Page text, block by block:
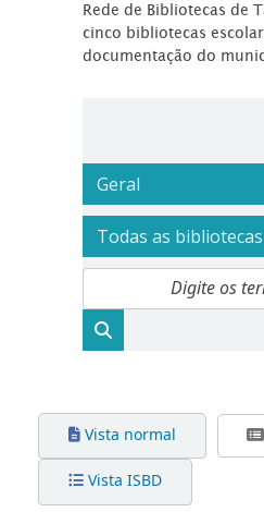
Rede de Bibliotecas de
cinco bibliotecas
documentação do
Vista normal
Vista ISBD